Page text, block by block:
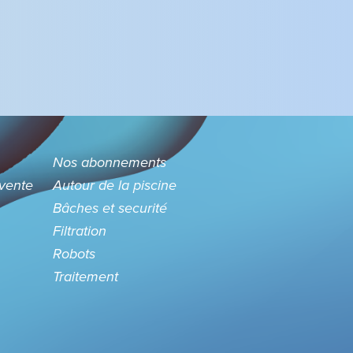
Nos abonnements
Autour de la piscine
Bâches et securité
Filtration
Robots
Traitement